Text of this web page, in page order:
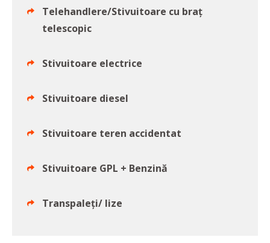
Telehandlere/Stivuitoare cu braţ
telescopic
Stivuitoare electrice
Stivuitoare diesel
Stivuitoare teren accidentat
Stivuitoare GPL + Benzină
Transpaleți/ lize